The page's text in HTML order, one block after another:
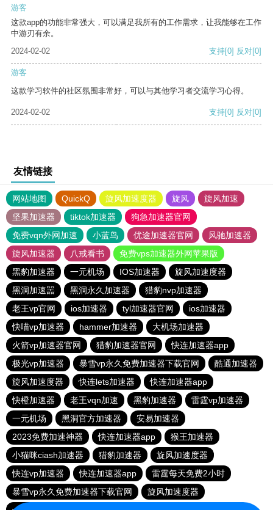
游客
这款app的功能非常强大，可以满足我所有的工作需求，让我能够在工作
中游刃有余。
2024-02-02
支持[0] 反对[0]
游客
这款学习软件的社区氛围非常好，可以与其他学习者交流学习心得。
2024-02-02 支持[0] 反对[0]
友情链接
网站地图 QuickQ 旋风加速度器 旋风
旋风加速
坚果加速器
tiktok加速器
狗急加速器官网
免费vqn外网加速
小蓝鸟 优途加速器官网
风驰加速器
旋风加速器
八戒看书
免费vps加速器外网苹果版
黑豹加速器
一元机场 IOS加速器
旋风加速度器
黑洞加速噐
黑洞永久加速器
猎豹nvp加速器
老王vp官网
ios加速器 tyl加速器官网
ios加速器
快喵vp加速器
hammer加速器
大机场加速器
火箭vp加速器官网
猎豹加速器官网
快连加速器app
极光vp加速器
暴雪vp永久免费加速器下载官网
酷通加速器
旋风加速度器
快连lets加速器
快连加速器app
快橙加速器
老王vqn加速 黑豹加速器
雷霆vp加速器
一元机场
黑洞官方加速器
安易加速器
2023免费加速神器
快连加速器app
猴王加速器
小猫咪ciash加速器
猎豹加速器
旋风加速度器
快连vp加速器
快连加速器app
雷霆每天免费2小时
暴雪vp永久免费加速器下载官网
旋风加速度器